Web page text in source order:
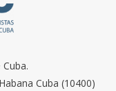
Cuba (10400)